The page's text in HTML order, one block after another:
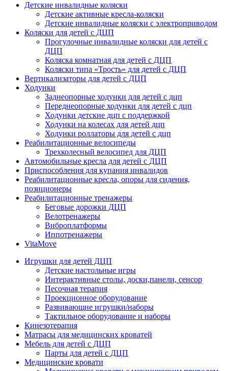
Детские инвалидные коляски
Детские активные кресла-коляски
Детские инвалидные коляски с электроприводом
Коляски для детей с ДЦП
Прогулочные инвалидные коляски для детей с
ДЦП
Коляска комнатная для детей с ДЦП
Коляски типа «Трость» для детей с ДЦП
Вертикализаторы для детей с ДЦП
Ходунки
Заднеопорные ходунки для детей с дцп
Переднеопорные ходунки для детей с дцп
Ходунки детские дцп с поддержкой
Ходунки на колесах для детей дцп
Ходунки роллаторы для детей с дцп
Реабилитационные велосипеды
Трехколесный велосипед для ДЦП
Автомобильные кресла для детей с ДЦП
Приспособления для купания инвалидов
Реабилитационные кресла, опоры для сидения,
позиционеры
Реабилитационные тренажеры
Беговые дорожки ДЦП
Велотренажеры
Виброплатформы
Иппотренажеры
VitaMove
Игрушки для детей ДЦП
Детские настольные игры
Интерактивные столы, доски,панели, сенсор
Песочная терапия
Проекционное оборудование
Развивающие игрушки/наборы
Тактильное оборудование и наборы
Кинезотерапия
Матрасы для медицинских кроватей
Мебель для детей с ДЦП
Парты для детей с ДЦП
Медицинские кровати